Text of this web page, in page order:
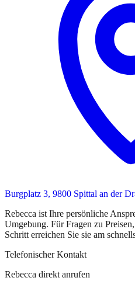
Burgplatz 3, 9800 Spittal an der
Rebecca ist Ihre persönliche
Umgebung. Für Fragen zu
Schritt erreichen Sie sie am
Telefonischer Kontakt
Rebecca direkt anrufen